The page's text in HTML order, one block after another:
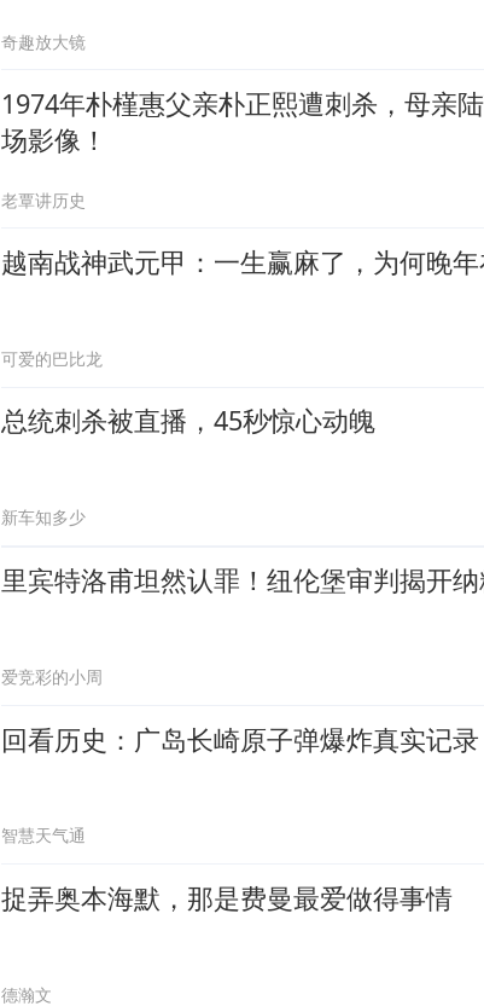
奇趣放大镜
1974年朴槿惠父亲朴正熙遭刺杀，母亲
场影像！
老覃讲历史
越南战神武元甲：一生赢麻了，为何晚年
可爱的巴比龙
总统刺杀被直播，45秒惊心动魄
新车知多少
里宾特洛甫坦然认罪！纽伦堡审判揭开
爱竞彩的小周
回看历史：广岛长崎原子弹爆炸真实记录
智慧天气通
捉弄奥本海默，那是费曼最爱做得事情
德瀚文